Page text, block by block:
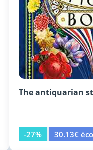
The antiquarian
-27%
30.13€